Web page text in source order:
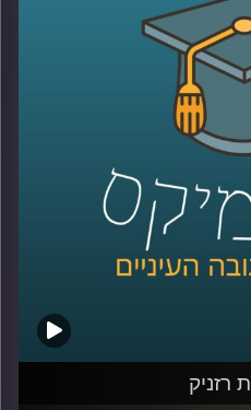
לנו לסלף את האמת.
אותנו שקרנים.
וההזדמנות המופלאה
לממד המוחשי
רזניק